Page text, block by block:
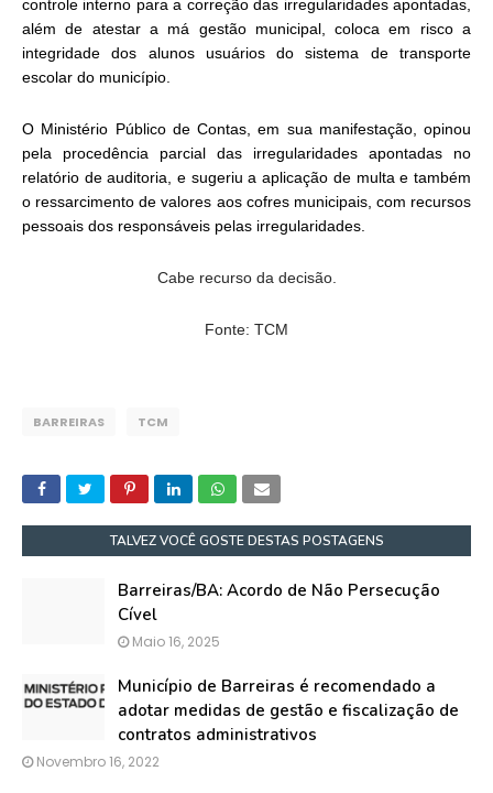
controle interno para a correção das irregularidades apontadas,
além de atestar a má gestão municipal, coloca em risco a
integridade dos alunos usuários do sistema de transporte
escolar do município.
O Ministério Público de Contas, em sua manifestação, opinou
pela procedência parcial das irregularidades apontadas no
relatório de auditoria, e sugeriu a aplicação de multa e também
o ressarcimento de valores aos cofres municipais, com recursos
pessoais dos responsáveis pelas irregularidades.
Cabe recurso da decisão.
Fonte: TCM
BARREIRAS TCM
TALVEZ VOCÊ GOSTE DESTAS POSTAGENS
Barreiras/BA: Acordo de Não Persecução
Cível
Maio 16, 2025
Município de Barreiras é recomendado a
adotar medidas de gestão e fiscalização de
contratos administrativos
Novembro 16, 2022